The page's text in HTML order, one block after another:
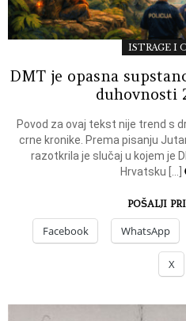
ISTRAGE I
DMT je opasna
duhovnosti
Povod za ovaj tekst nije trend s
crne kronike. Prema pisanju
razotkrila je slučaj u kojem je
Hrvatsku […]
POŠALJI
Facebook WhatsApp
X